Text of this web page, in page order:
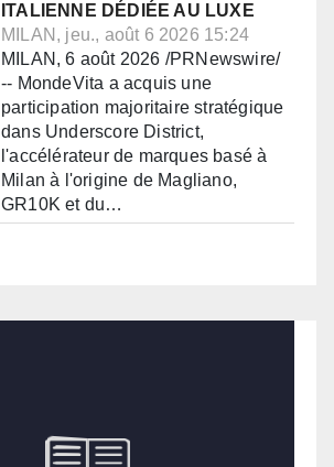
ITALIENNE DÉDIÉE AU LUXE
MILAN, jeu., août 6 2026 15:24
MILAN, 6 août 2026 /PRNewswire/
-- MondeVita a acquis une
participation majoritaire stratégique
dans Underscore District,
l'accélérateur de marques basé à
Milan à l'origine de Magliano,
GR10K et du…